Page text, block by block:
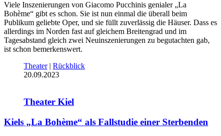
Viele Inszenierungen von Giacomo Pucchinis genialer „La
Bohème“ gibt es schon. Sie ist nun einmal die überall beim
Publikum geliebte Oper, und sie füllt zuverlässig die Häuser. Dass es
allerdings im Norden fast auf gleichem Breitengrad und im
Tagesabstand gleich zwei Neuinszenierungen zu begutachten gab,
ist schon bemerkenswert.
Theater| Rückblick
20.09.2023
Theater Kiel
Kiels „La Bohème“ als Fallstudie einer Sterbenden